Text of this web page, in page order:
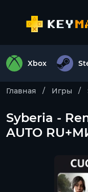
Xbox
Главная Игры
Syberia -
AUTO